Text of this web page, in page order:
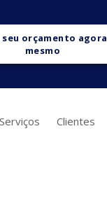
seu orçamento agora
mesmo
Serviços Clientes